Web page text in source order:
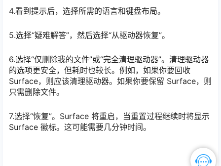
4.看到提示后，选择所需的语言和键盘布局。
5.选择“疑难解答”，然后选择“从驱动器恢复”。
6.选择“仅删除我的文件”或“完全清理驱动器”。清理驱动器
的选项更安全，但耗时也较长。例如，如果你要回收
Surface，则应该清理驱动器。如果你要保留 Surface，则
只需删除文件。
7.选择“恢复”。Surface 将重启，当重置过程继续时将显示
Surface 徽标。这可能需要几分钟时间。